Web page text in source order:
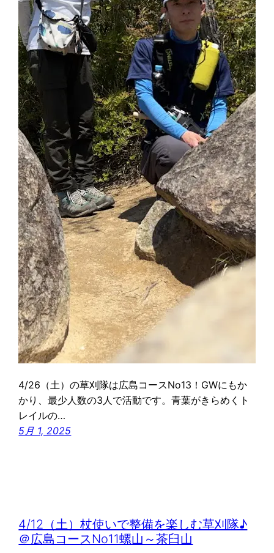
4/26（土）の草刈隊は広島コースNo13！GWにもか
かり、最少人数の3人で活動です。青葉がきらめくト
レイルの…
5月 1, 2025
4/12（土）杖使いで整備を楽しむ草刈隊♪
＠広島コースNo11螺山～茶臼山